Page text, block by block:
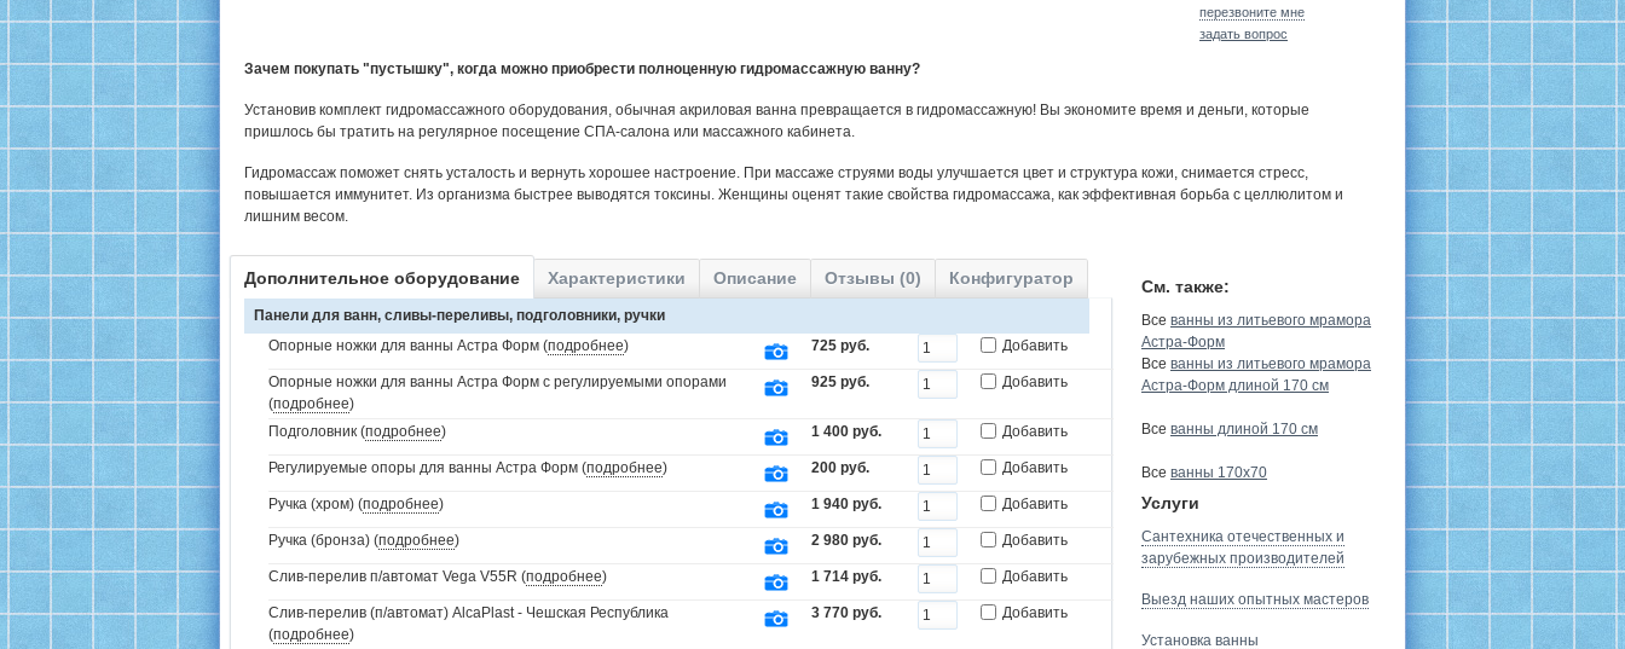
перезвоните мне
задать вопрос
Зачем покупать "пустышку", когда можно приобрести полноценную гидромассажную ванну?
Установив комплект гидромассажного оборудования, обычная акриловая ванна превращается в гидромассажную! Вы экономите время и деньги, которые
пришлось бы тратить на регулярное посещение СПА-салона или массажного кабинета.
Гидромассаж поможет снять усталость и вернуть хорошее настроение. При массаже струями воды улучшается цвет и структура кожи, снимается стресс,
повышается иммунитет. Из организма быстрее выводятся токсины. Женщины оценят такие свойства гидромассажа, как эффективная борьба с целлюлитом и
лишним весом.
Дополнительное оборудование Характеристики Описание Отзывы (0) Конфигуратор
Панели для ванн, сливы-переливы, подголовники, ручки
Опорные ножки для ванны Астра Форм (подробнее) 725 руб. Добавить
Опорные ножки для ванны Астра Форм с регулируемыми опорами
(подробнее)
925 руб. Добавить
Подголовник (подробнее) 1 400 руб. Добавить
Регулируемые опоры для ванны Астра Форм (подробнее) 200 руб. Добавить
Ручка (хром) (подробнее) 1 940 руб. Добавить
Ручка (бронза) (подробнее) 2 980 руб. Добавить
Слив-перелив п/автомат Vega V55R (подробнее) 1 714 руб. Добавить
Слив-перелив (п/автомат) AlcaPlast - Чешская Республика
(подробнее)
3 770 руб. Добавить
См. также:
Все ванны из литьевого мрамора
Астра-Форм
Все ванны из литьевого мрамора
Астра-Форм длиной 170 см
Все ванны длиной 170 см
Все ванны 170х70
Услуги
Сантехника отечественных и
зарубежных производителей
Выезд наших опытных мастеров
Установка ванны